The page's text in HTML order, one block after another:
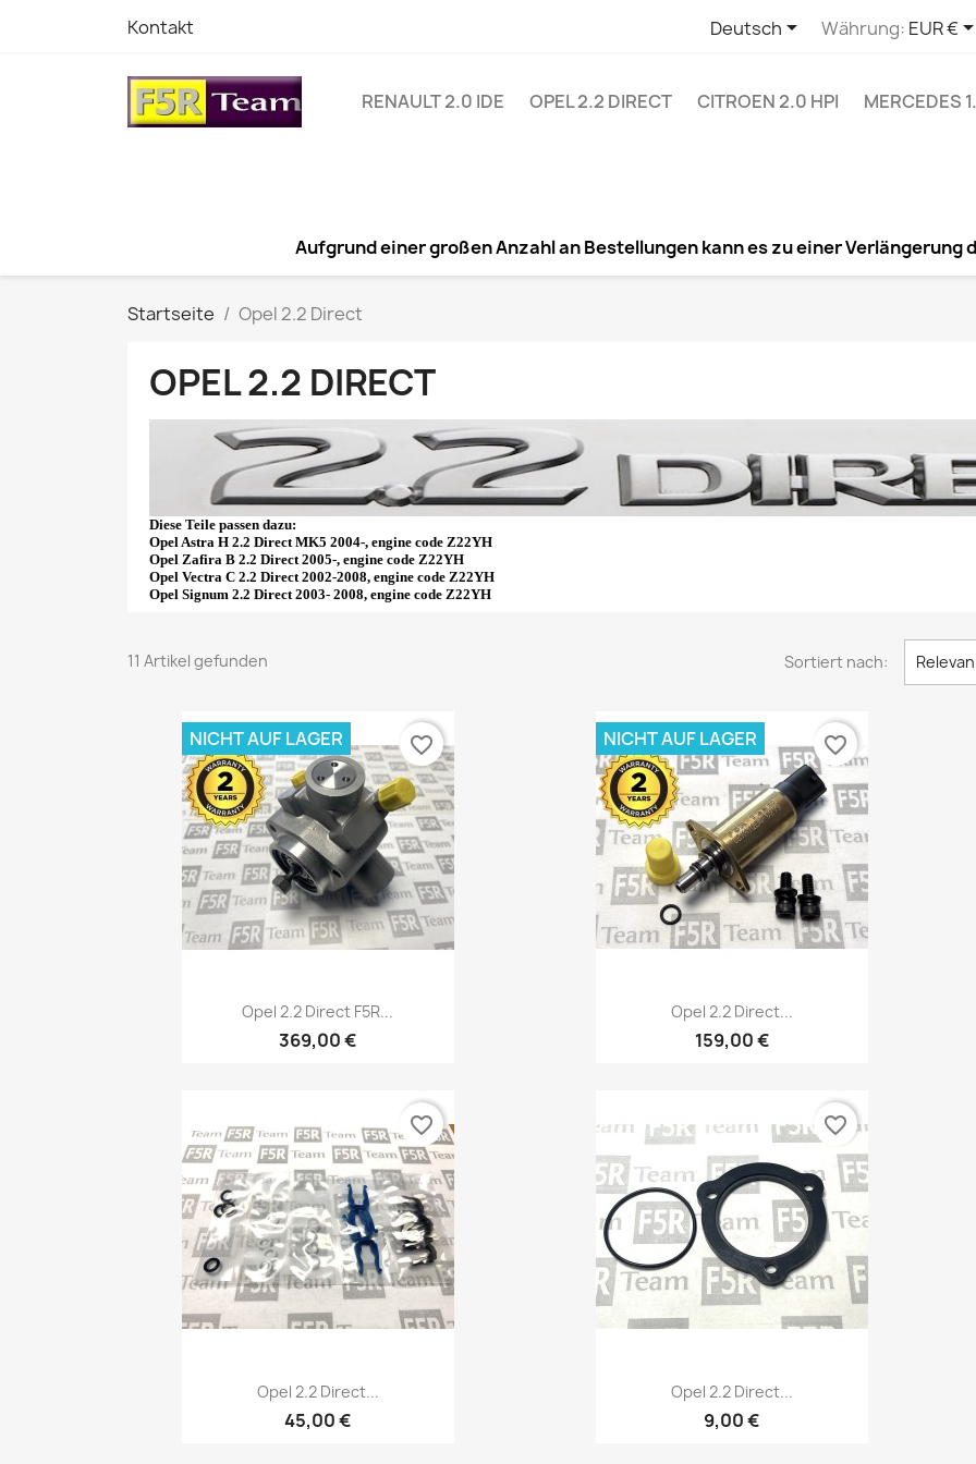
Kontakt Deutsch Währung: EUR €
RENAULT 2.0 IDE OPEL 2.2 DIRECT CITROEN 2.0 HPI MERCEDES
Aufgrund einer großen Anzahl an Bestellungen kann es zu einer Verlängerung
Startseite Opel 2.2 Direct
OPEL 2.2 DIRECT
Diese Teile passen dazu:
Opel Astra H 2.2 Direct MK5 2004-, engine code Z22YH
Opel Zafira B 2.2 Direct 2005-, engine code Z22YH
Opel Vectra C 2.2 Direct 2002-2008, engine code Z22YH
Opel Signum 2.2 Direct 2003- 2008, engine code Z22YH
11 Artikel gefunden Sortiert nach:
 Vorschau
Opel 2.2 Direct F5R...
369,00 €
NICHT AUF LAGER favorite_border
Vorschau
Opel 2.2 Direct...
159,00 €
NICHT AUF LAGER favorite_border
Vorschau
Opel 2.2 Direct...
45,00 €
favorite_border
Vorschau
Opel 2.2 Direct...
9,00 €
favorite_border
Wunschliste erstellen